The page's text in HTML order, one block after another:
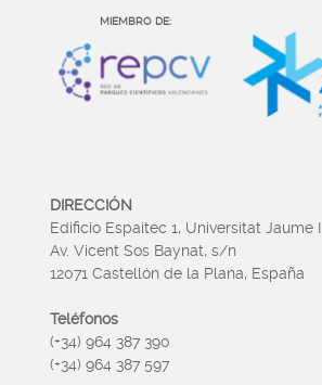
MIEMBRO DE:
DIRECCIÓN
Edificio Espaitec 1, Universitat Jaume I
Av. Vicent Sos Baynat, s/n
12071 Castellón de la Plana, España
Teléfonos
(+34) 964 387 390
(+34) 964 387 597